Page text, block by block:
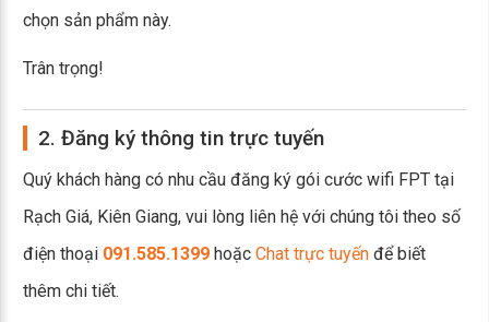
chọn sản phẩm này.
Trân trọng!
2. Đăng ký thông tin trực tuyến
Quý khách hàng có nhu cầu đăng ký gói cước wifi FPT tại
Rạch Giá, Kiên Giang, vui lòng liên hệ với chúng tôi theo số
điện thoại 091.585.1399 hoặc Chat trực tuyến để biết
thêm chi tiết.